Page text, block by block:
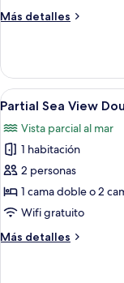
Más detalles
Más
triple
Confort
Abrir
todas
las
fotos
de
Partial
Sea
Double
5
Partial Sea View
Vista parcial al mar
1 habitación
2 personas
1 cama doble o 2
Wifi gratuito
Más detalles
Más